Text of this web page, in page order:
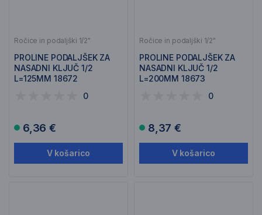
Ročice in podaljški 1/2"
PROLINE PODALJŠEK ZA
NASADNI KLJUČ 1/2
L=125MM 18672
0
6,36 €
V košarico
Ročice in podaljški 1/2"
PROLINE PODALJŠEK ZA
NASADNI KLJUČ 1/2
L=200MM 18673
0
8,37 €
V košarico